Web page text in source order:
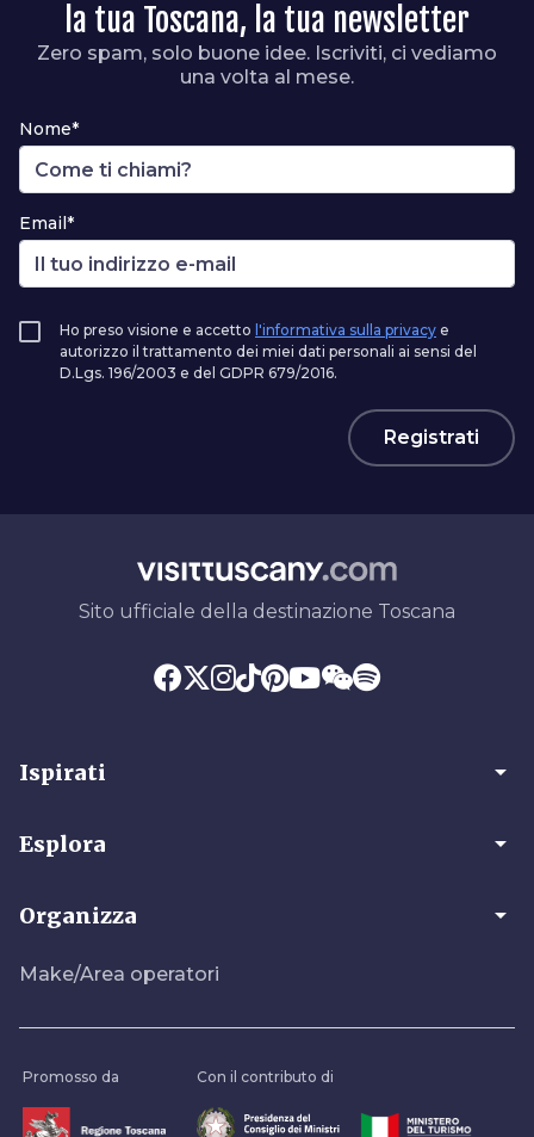
la tua Toscana, la tua newsletter
Zero spam, solo buone idee. Iscriviti, ci vediamo
una volta al mese.
Nome*
Email*
Ho preso visione e accetto l'informativa sulla privacy e
autorizzo il trattamento dei miei dati personali ai sensi del
D.Lgs. 196/2003 e del GDPR 679/2016.
Registrati
Sito ufficiale della destinazione Toscana
Ispirati arrow_drop_down
Esplora arrow_drop_down
Organizza arrow_drop_down
Make/Area operatori
Promosso da Con il contributo di